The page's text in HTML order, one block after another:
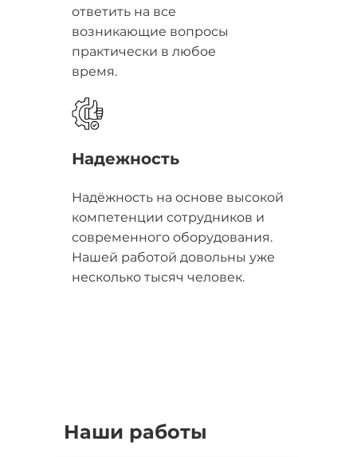
ответить на все
возникающие вопросы
практически в любое
время.
Надежность
Надёжность на основе высокой
компетенции сотрудников и
современного оборудования.
Нашей работой довольны уже
несколько тысяч человек.
Наши работы